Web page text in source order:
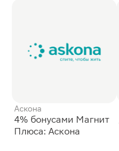
Аскона
4% бонусами Магнит
Плюса: Аскона